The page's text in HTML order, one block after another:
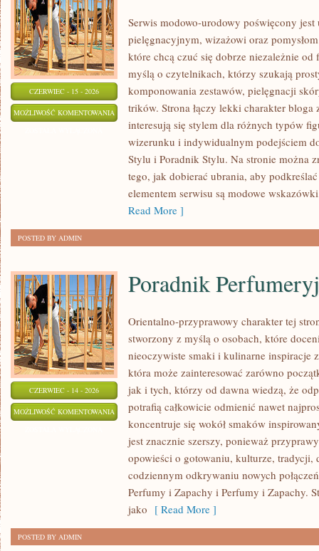
CZERWIEC - 15 - 2026
MOŻLIWOŚĆ KOMENTOWANIA LIFESTYLE
SAMOAKCEPTACJA
Serwis modowo-urodowy poświęcony
pielęgnacyjnym, wizażowi oraz
które chcą czuć się dobrze niezależnie od
myślą o czytelnikach, którzy szukają
komponowania zestawów, pielęgnacji
trików. Strona łączy lekki charakter
interesują się stylem dla różnych typów
wizerunku i indywidualnym podejściem
Stylu i Poradnik Stylu. Na stronie można
tego, jak dobierać ubrania, aby
elementem serwisu są modowe
Read More ]
POSTED BY ADMIN
CZERWIEC - 14 - 2026
MOŻLIWOŚĆ KOMENTOWANIA PORADNIK
PERFUMERYJNY
Poradnik
Orientalno-przyprawowy charakter tej
stworzony z myślą o osobach, które
nieoczywiste smaki i kulinarne inspiracje
która może zainteresować zarówno
jak i tych, którzy od dawna wiedzą, że
potrafią całkowicie odmienić nawet
koncentruje się wokół smaków
jest znacznie szerszy, ponieważ
opowieści o gotowaniu, kulturze, tradycji,
codziennym odkrywaniu nowych
Perfumy i Zapachy i Perfumy i Zapachy.
jako [ Read More ]
POSTED BY ADMIN